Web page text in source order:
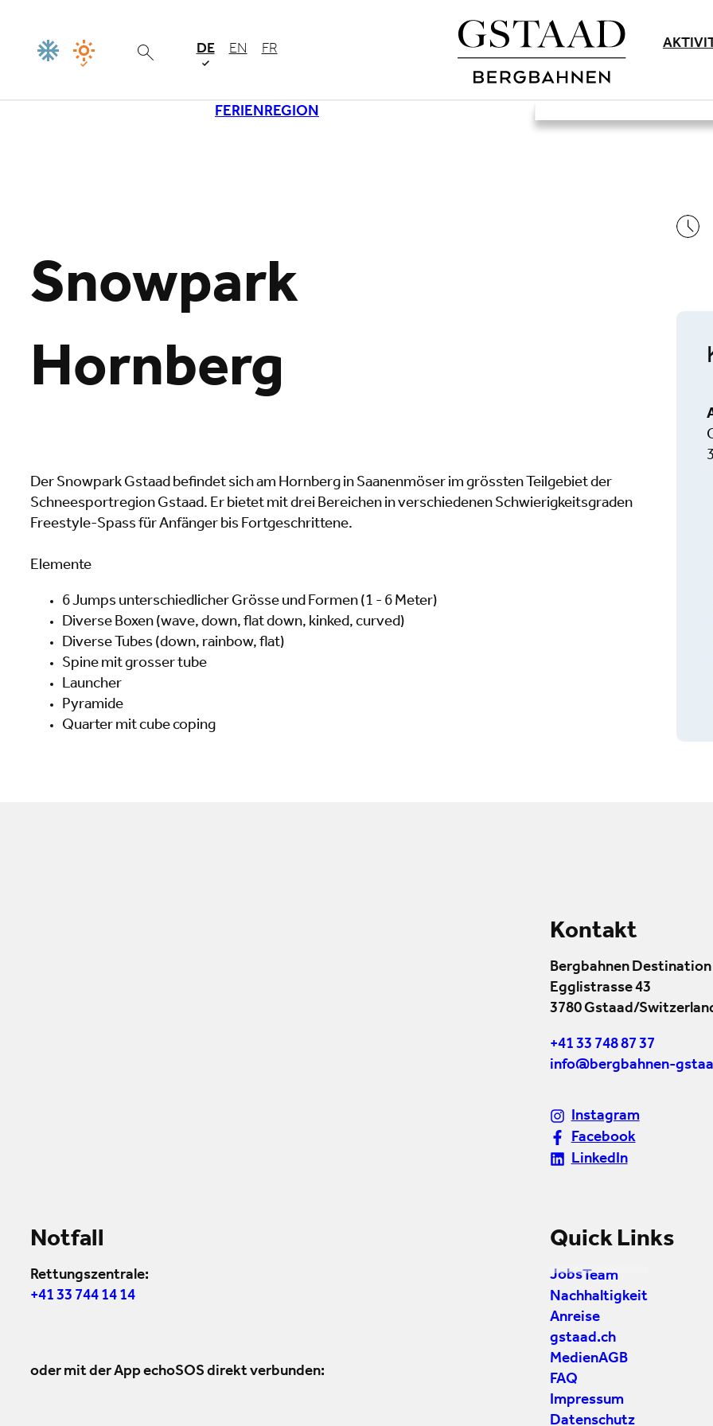
DE EN FR
FERIENREGION
Snowpark
Hornberg
Der Snowpark Gstaad befindet sich am Hornberg in Saanenmöser im grössten Teilgebiet der
Schneesportregion Gstaad. Er bietet mit drei Bereichen in verschiedenen Schwierigkeitsgraden
Freestyle-Spass für Anfänger bis Fortgeschrittene.
Elemente
6 Jumps unterschiedlicher Grösse und Formen (1 - 6 Meter)
Diverse Boxen (wave, down, flat down, kinked, curved)
Diverse Tubes (down, rainbow, flat)
Spine mit grosser tube
Launcher
Pyramide
Quarter mit cube coping
Kontakt
Bergbahnen Destination
Egglistrasse 43
3780 Gstaad/
+41 33 748 87 37
info@bergbahnen-
Instagram
Facebook
LinkedIn
Notfall
Rettungszentrale:
+41 33 744 14 14
oder mit der App echoSOS direkt verbunden:
Quick Links
Jobs Team
Nachhaltigkeit
Anreise
gstaad.ch
MedienAGB
FAQ
Impressum
Datenschutz